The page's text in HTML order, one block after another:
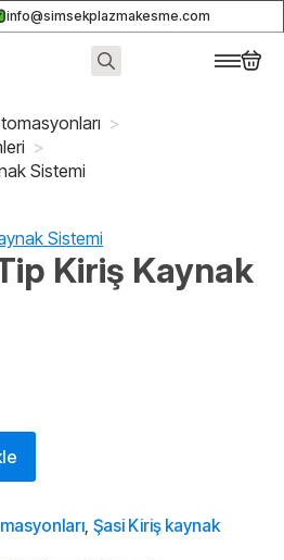
info@simsekplazmakesme.com
Sistemi
Kiriş Kaynak
, Şasi Kiriş kaynak